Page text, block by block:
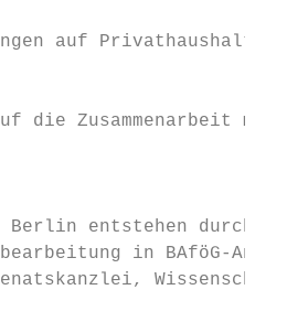
auf Privathaushalte
die Zusammenarbeit mit
Berlin entstehen durch
in BAföG-